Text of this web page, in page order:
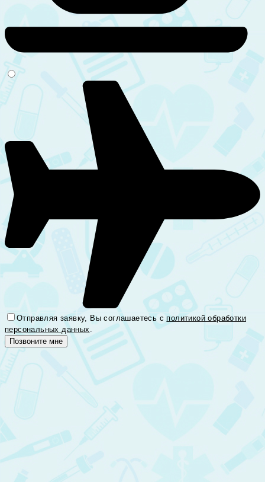
Отправляя заявку, Вы соглашаетесь сполитикой обработки
персональных данных.